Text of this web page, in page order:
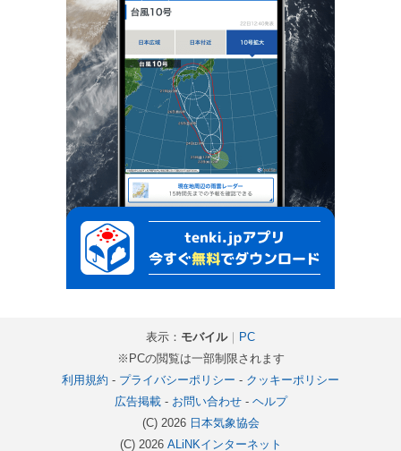
表示： モバイル｜ PC
※PCの閲覧は一部制限されます
利用規約 - プライバシーポリシー - クッキーポリシー
広告掲載- お問い合わせ- ヘルプ
(C) 2026 日本気象協会
(C) 2026 ALiNKインターネット